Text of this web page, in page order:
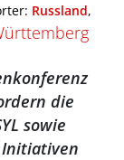
Russland,
die
sowie